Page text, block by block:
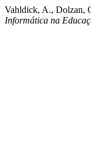
Vahldick, A., Dolzan,
Informática na